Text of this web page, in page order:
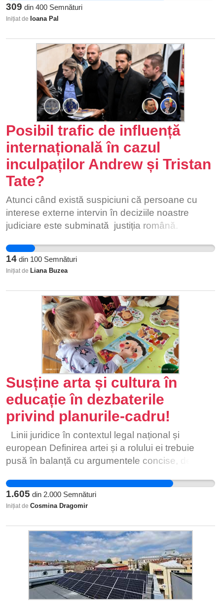
309 din 400 Semnături
Inițiat de Ioana Pal
Posibil trafic de influență
internațională în cazul
inculpaților Andrew și Tristan
Tate?
Atunci când există suspiciuni că persoane cu
interese externe intervin în deciziile noastre
judiciare este subminată justiția română.
atunci când astfel de situații sunt tolerate în
continuare. Instituțiile noastre își pierd
credibilitatea atunci când sunt luate așa decizii
14 din 100 Semnături
Inițiat de Liana Buzea
Susține arta și cultura în
educație în dezbaterile
privind planurile-cadru!
Linii juridice în contextul legal național și
european Definirea artei și a rolului ei trebuie
pusă în balanță cu argumentele concise, de ordin
sau european. Pentru că în timp s-a ajuns la
aceste formule tocmai în scopul de a progresa pe
acest teren al drepturilor omului și incluziunii sale
egale la dezvoltarea potențialului său. Să dăm
câteva exemple: 1. CAPITOLUL II din Constituția
României privind Drepturile și Libertățile
fundamentale, articolul 33: (1) Accesul la cultură
este garantat, în condițiile legii; (2) Libertatea
1.605 din 2.000 Semnături
Inițiat de Cosmina Dragomir